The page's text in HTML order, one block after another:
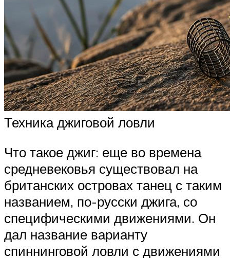
Техника джиговой ловли
Что такое джиг: еще во времена
средневековья существовал на
британских островах танец с таким
названием, по-русски джига, со
специфическими движениями. Он
дал название варианту
спиннинговой ловли с движениями